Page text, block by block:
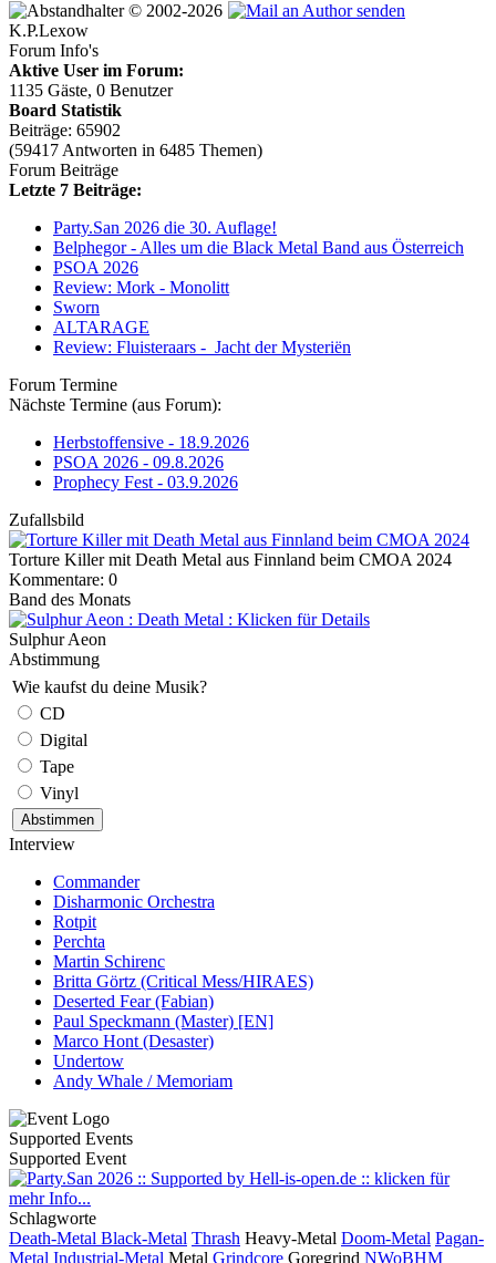
© 2002-2026
K.P.Lexow
Forum Info's
Aktive User im Forum:
1135 Gäste, 0 Benutzer
Board Statistik
Beiträge: 65902
(59417 Antworten in 6485 Themen)
Forum Beiträge
Letzte 7 Beiträge:
Party.San 2026 die 30. Auflage!
Belphegor - Alles um die Black Metal Band aus Österreich
PSOA 2026
Review: Mork - Monolitt
Sworn
ALTARAGE
Review: Fluisteraars - Jacht der Mysteriën
Forum Termine
Nächste Termine (aus Forum):
Herbstoffensive - 18.9.2026
PSOA 2026 - 09.8.2026
Prophecy Fest - 03.9.2026
Zufallsbild
Torture Killer mit Death Metal aus Finnland beim CMOA 2024
Kommentare: 0
Band des Monats
Sulphur Aeon
Abstimmung
Wie kaufst du deine Musik?
CD
Digital
Tape
Vinyl
Interview
Commander
Disharmonic Orchestra
Rotpit
Perchta
Martin Schirenc
Britta Görtz (Critical Mess/HIRAES)
Deserted Fear (Fabian)
Paul Speckmann (Master) [EN]
Marco Hont (Desaster)
Undertow
Andy Whale / Memoriam
Supported Events
Supported Event
Schlagworte
Death-Metal Black-Metal Thrash Heavy-Metal Doom-Metal Pagan-
Metal Industrial-Metal Metal Grindcore Goregrind NWoBHM